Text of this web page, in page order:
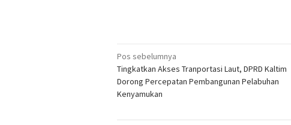
Navigasi
pos
Pos sebelumnya
Tingkatkan Akses Tranportasi Laut, DPRD Kaltim
Dorong Percepatan Pembangunan Pelabuhan
Kenyamukan